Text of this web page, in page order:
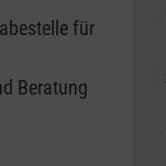
für
Beratung